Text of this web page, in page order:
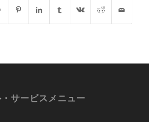
サービスメニュー